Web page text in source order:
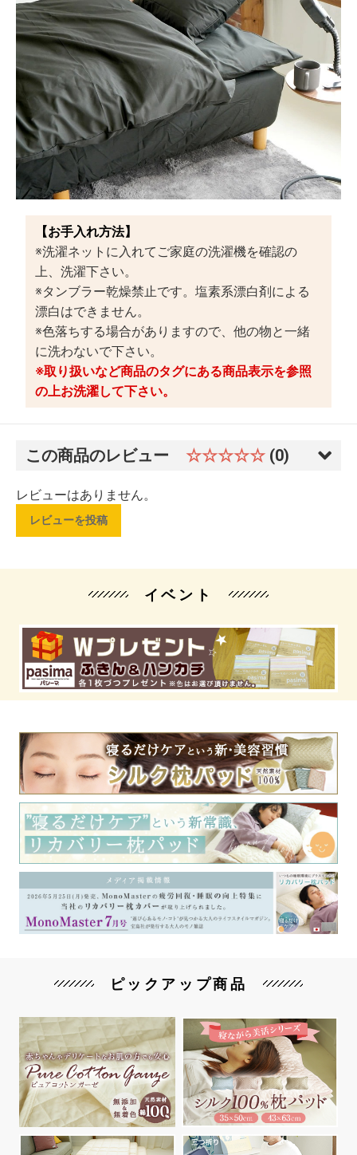
【お手入れ方法】
※洗濯ネットに入れてご家庭の洗濯機を確認の
上、洗濯下さい。
※タンブラー乾燥禁止です。塩素系漂白剤による
漂白はできません。
※色落ちする場合がありますので、他の物と一緒
に洗わないで下さい。
※取り扱いなど商品のタグにある商品表示を参照
の上お洗濯して下さい。
この商品のレビュー ☆☆☆☆☆ (0)
レビューはありません。
レビューを投稿
イベント
ピックアップ商品